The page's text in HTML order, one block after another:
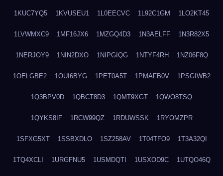
1KUC7YQ5 1KVUSEU1 1L0EECVC 1L92C1GM 1LO2KT45
1LVWMXC9 1MF16JX6 1MZGQ4D3 1N3AELFF 1N3R82X5
1NERJOY9 1NIN2DXO 1NIPGIQG 1NTYF4RH 1NZ06F8Q
1OELGBE2 1OUI6BYG 1PET0A5T 1PMAFB0V 1PSGIWB2
1Q3BPV0D 1QBCT8D3 1QMT9XGT 1QWO8TSQ
1QYKS8IF 1RCW99QZ 1RDUWSSK 1RYOMZPR
1SFXG5XT 1SSBXDLO 1SZ258AV 1T04TFO9 1T3A32QI
1TQ4XCLI 1URGFNU5 1USMDQTI 1USXOD9C 1UTQO46Q